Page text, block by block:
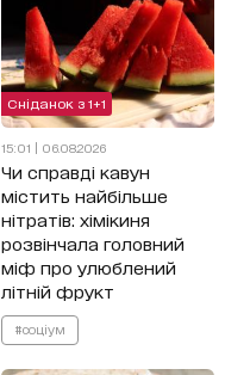
Сніданок з 1+1
15:01 | 06.08.2026
Чи справді кавун
містить найбільше
нітратів: хімікиня
розвінчала головний
міф про улюблений
літній фрукт
#соціум